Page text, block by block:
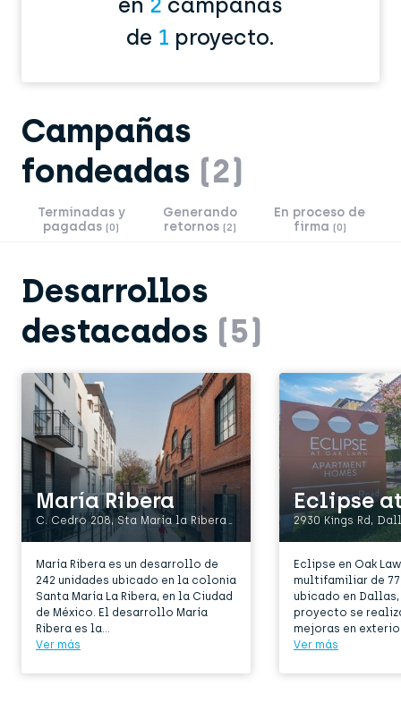
de 1 proyecto.
Campañas
fondeadas (2)
Terminadas y
pagadas(0)
Generando
retornos(2)
En proceso de
firma (0)
Desarrollos
destacados (5)
María Ribera
C. Cedro 208, Sta María la Ribera, Cuauhtémoc, 06400 Ciudad de México, CDMX
María Ribera es un desarrollo de
242 unidades ubicado en la colonia
Santa María La Ribera, en la Ciudad
de México. El desarrollo María
Ribera es la...
Ver más
Eclipse en Oak
multifamiliar de
ubicado en Dallas,
proyecto se
mejoras en
Ver más